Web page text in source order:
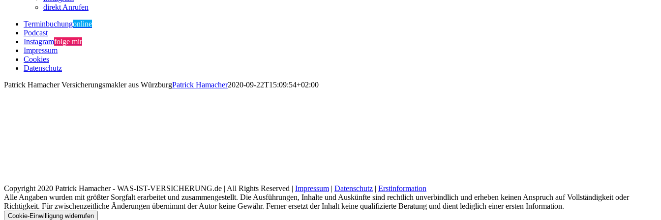
direkt Anrufen
Terminbuchungonline
Podcast
Instagramfolge mir
Impressum
Cookies
Datenschutz
Patrick Hamacher Versicherungsmakler aus WürzburgPatrick Hamacher2020-09-22T15:09:54+02:00
Copyright 2020 Patrick Hamacher - WAS-IST-VERSICHERUNG.de | All Rights Reserved | Impressum | Datenschutz | Erstinformation
Alle Angaben wurden mit größter Sorgfalt erarbeitet und zusammengestellt. Die Ausführungen, Inhalte und Auskünfte sind rechtlich unverbindlich und erheben keinen Anspruch auf Vollständigkeit oder
Richtigkeit. Für zwischenzeitliche Änderungen übernimmt der Autor keine Gewähr. Ferner ersetzt der Inhalt keine qualifizierte Beratung und dient lediglich einer ersten Information.
Cookie-Einwilligung widerrufen